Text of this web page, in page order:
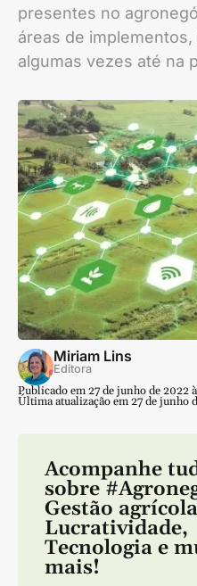
presentes no
áreas de
algumas vezes até na
Miriam Lins
Editora
Publicado em 27 de junho de 2022
Última atualização em 27 de junho
Acompanhe
sobre
Gestão agrícola
Lucratividade,
Tecnologia e
mais!